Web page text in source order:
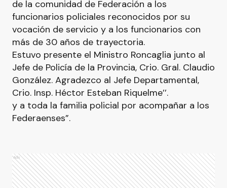
de la comunidad de Federación a los
funcionarios policiales reconocidos por su
vocación de servicio y a los funcionarios con
más de 30 años de trayectoria.
Estuvo presente el Ministro Roncaglia junto al
Jefe de Policía de la Provincia, Crio. Gral. Claudio
González. Agradezco al Jefe Departamental,
Crio. Insp. Héctor Esteban Riquelme’’.
y a toda la familia policial por acompañar a los
Federaenses”.
Ads